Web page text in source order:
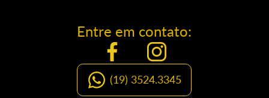
Entre em contato:
(19) 3524.3345